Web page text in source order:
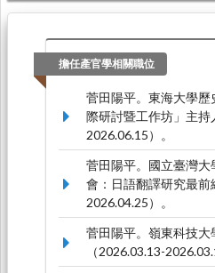
擔任產官學相關職位
菅田陽平。東海大學
際研討暨工作坊」主持
2026.06.15）。
菅田陽平。國立臺灣
會：日語翻譯研究最
2026.04.25）。
菅田陽平。嶺東科技大
（2026.03.13-